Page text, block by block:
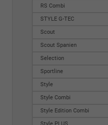
RS Combi
STYLE G-TEC
Scout
Scout Spanien
Selection
Sportline
Style
Style Combi
Style Edition Combi